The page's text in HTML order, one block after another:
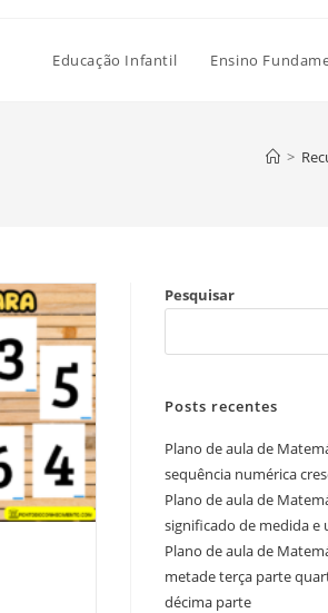
Educação Infantil Ensino
>
Pesquisar
Posts recentes
Plano de aula de
sequência numérica
Plano de aula de
significado de medida e
Plano de aula de
metade terça parte
décima parte